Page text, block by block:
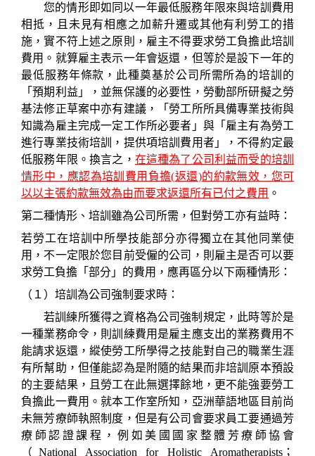
您的情形即如同以一年最低服務年限來與培訓費用
相抵，且未見有相應之加薪升遷或其他有利勞工的措
施，實不符上述之原則，雇主不得要求勞工負擔此培訓
費用。就算雇主表示一年會返還，但等於是設下一年的
最低服務年條款，此種奠基於公司所需所為的培訓的
「預期利益」，並無保護的必要性，勞動部所研擬之勞
基法修正草案中亦有建議，「勞工所所具備專業技術與
知識為雇主完成一定工作所必要者」與「雇主有為勞工
進行專業技術培訓，提供項培訓費用者」，不得約定最
低服務年限。換言之， 在這種為了公司利益而受的培訓
情形中，應認為培訓 費用負擔(返還)的約款無效，您可
以以主張約款無效為由而要求返還所有已付之費用 。
第二種情形、培訓雖為公司所需，但對勞工亦有益時：
若勞工在培訓中所學技能部分亦得獨立在其他同業使
用，不一定限於您目前受僱的公司，則雇主是否可以要
求勞工負擔「部分」的費用，應再區分以下兩種情形：
（１）培訓為公司強制要求時：
若訓練所獲得之資格為公司強制規定，此時等於是
一種業務命令，則訓練費用是雇主應支出的業務費用不
能請求返還，縱使勞工所學得之技能對自己的職業生涯
有所幫助，但僅能認為是附隨的結果而非培訓原本預設
的主要結果，且勞工在此無選擇餘地，更不能強要勞工
負擔此一費用。就本工作室所知，亞洲華語地區目前尚
未無芳療師執照制度，但是有公司會要求員工要通過芳
療師認證課程，例如美國國家整體芳療師協會
（ National Association for Holistic Aromatherapists ；